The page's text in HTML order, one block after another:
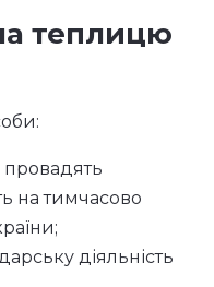
теплицю
провадять
на тимчасово
діяльність